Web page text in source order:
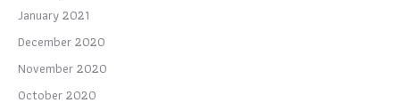
January 2021
December 2020
November 2020
October 2020